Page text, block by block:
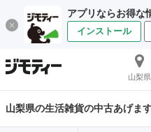
アプリならお得な
インストール
山梨県
山梨県の生活雑貨の中古あげま